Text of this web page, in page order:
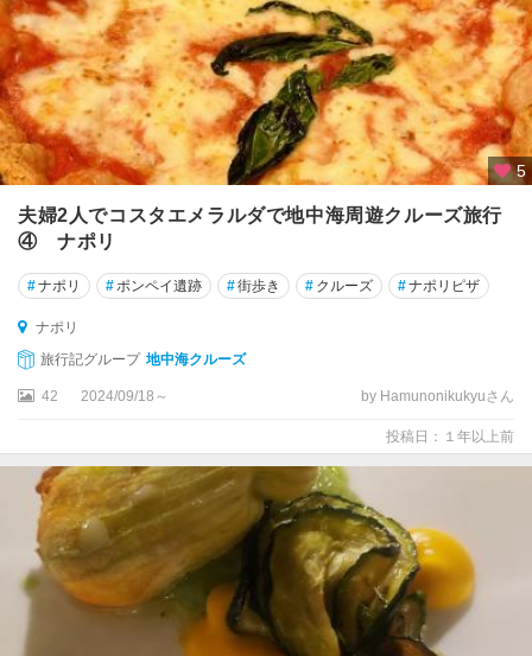
ー
ノ
・
デ
ル
・
ガ
ル
ー
ダ
ト
カ
ー
ト
ト
5
夫婦2人でコスタエメラルダで地中海周遊クルーズ旅行
④ ナポリ
#ナポリ #ポンペイ遺跡 #街歩き # クルーズ #ナポリピザ
ナポリ
旅行記グループ 地中海クルーズ
42 2024/09/18～ by Hamunonikukyuさん
投稿日：１年以上前